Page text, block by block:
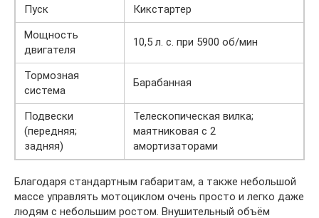
Пуск
Кикстартер
Мощность
двигателя
10,5 л. с. при 5900 об/мин
Тормозная
система
Барабанная
Подвески
(передняя;
задняя)
Телескопическая вилка;
маятниковая с 2
амортизаторами
Благодаря стандартным габаритам, а также небольшой
массе управлять мотоциклом очень просто и легко даже
людям с небольшим ростом. Внушительный объём